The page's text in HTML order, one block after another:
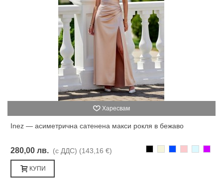
Харесвам
Inez — асиметрична сатенена макси рокля в бежаво
280,00 лв. (с ДДС) (143,16 €)
КУПИ